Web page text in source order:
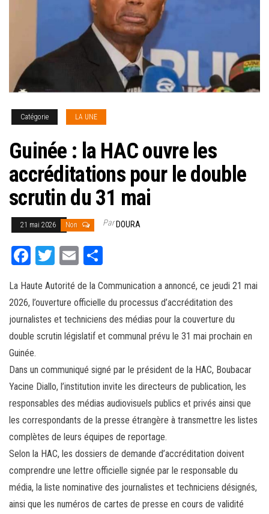
Catégorie LA UNE
Guinée : la HAC ouvre les
accréditations pour le double
scrutin du 31 mai
21 mai 2026 Non ParDOURA
Fa
bo
ok
T
tt
er
E
ail ag
er
La Haute Autorité de la Communication a annoncé, ce jeudi 21 mai
2026, l’ouverture officielle du processus d’accréditation des
journalistes et techniciens des médias pour la couverture du
double scrutin législatif et communal prévu le 31 mai prochain en
Guinée.
Dans un communiqué signé par le président de la HAC, Boubacar
Yacine Diallo, l’institution invite les directeurs de publication, les
responsables des médias audiovisuels publics et privés ainsi que
les correspondants de la presse étrangère à transmettre les listes
complètes de leurs équipes de reportage.
Selon la HAC, les dossiers de demande d’accréditation doivent
comprendre une lettre officielle signée par le responsable du
média, la liste nominative des journalistes et techniciens désignés,
ainsi que les numéros de cartes de presse en cours de validité